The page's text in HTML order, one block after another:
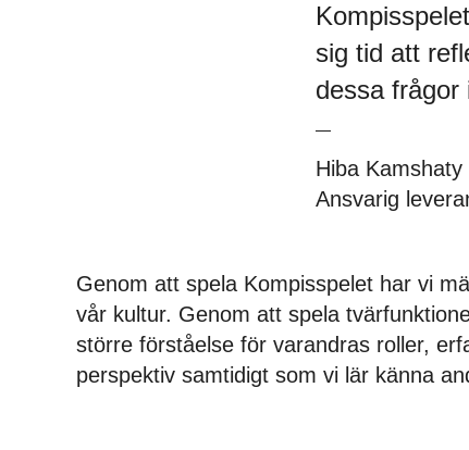
sig tid att
dessa frågor
Hiba Kamshaty
Ansvarig
Genom att spela Kompisspelet har vi
vår kultur. Genom att spela
större förståelse för varandras roller,
perspektiv samtidigt som vi lär känna